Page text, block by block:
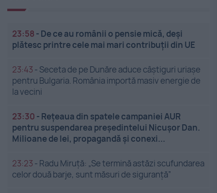
23:58 - De ce au românii o pensie mică, deși
plătesc printre cele mai mari contribuții din UE
23:43 - Seceta de pe Dunăre aduce câștiguri uriașe
pentru Bulgaria. România importă masiv energie de
la vecini
23:30 - Rețeaua din spatele campaniei AUR
pentru suspendarea președintelui Nicușor Dan.
Milioane de lei, propagandă și conexi...
23:23 - Radu Miruță: „Se termină astăzi scufundarea
celor două barje, sunt măsuri de siguranţă”